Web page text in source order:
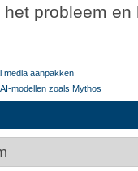
probleem
media aanpakken
modellen zoals Mythos